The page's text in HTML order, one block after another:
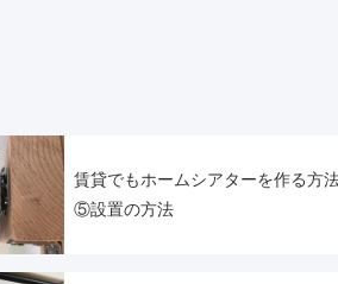
賃貸でもホームシアターを作る方
⑤設置の方法